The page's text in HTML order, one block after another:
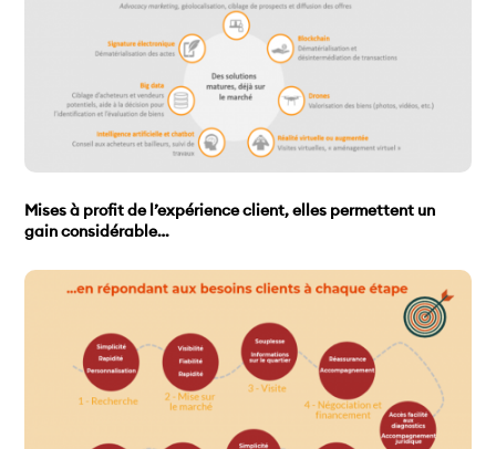
Mises à profit de l’expérience client, elles permettent un
gain considérable…